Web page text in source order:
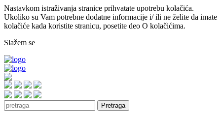
Nastavkom istraživanja stranice prihvatate upotrebu kolačića.
Ukoliko su Vam potrebne dodatne informacije i/ ili ne želite da imate
kolačiće kada koristite stranicu, posetite deo O kolačićima.
Slažem se
Pretraga